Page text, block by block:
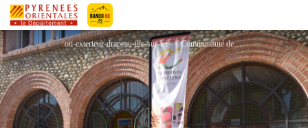
Pyrénées-Orientales Le Département
oti-exterieur-drapeau-ille-sur-tet - ©Communauté de communes Roussillon Conflent